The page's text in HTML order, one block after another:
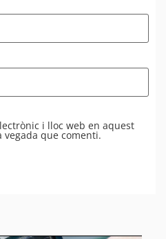
i lloc web en aquest
vegada que comenti.